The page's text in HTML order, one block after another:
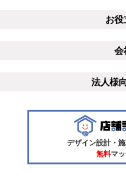
お役
会
法人様
デザイン設計・
無料マ